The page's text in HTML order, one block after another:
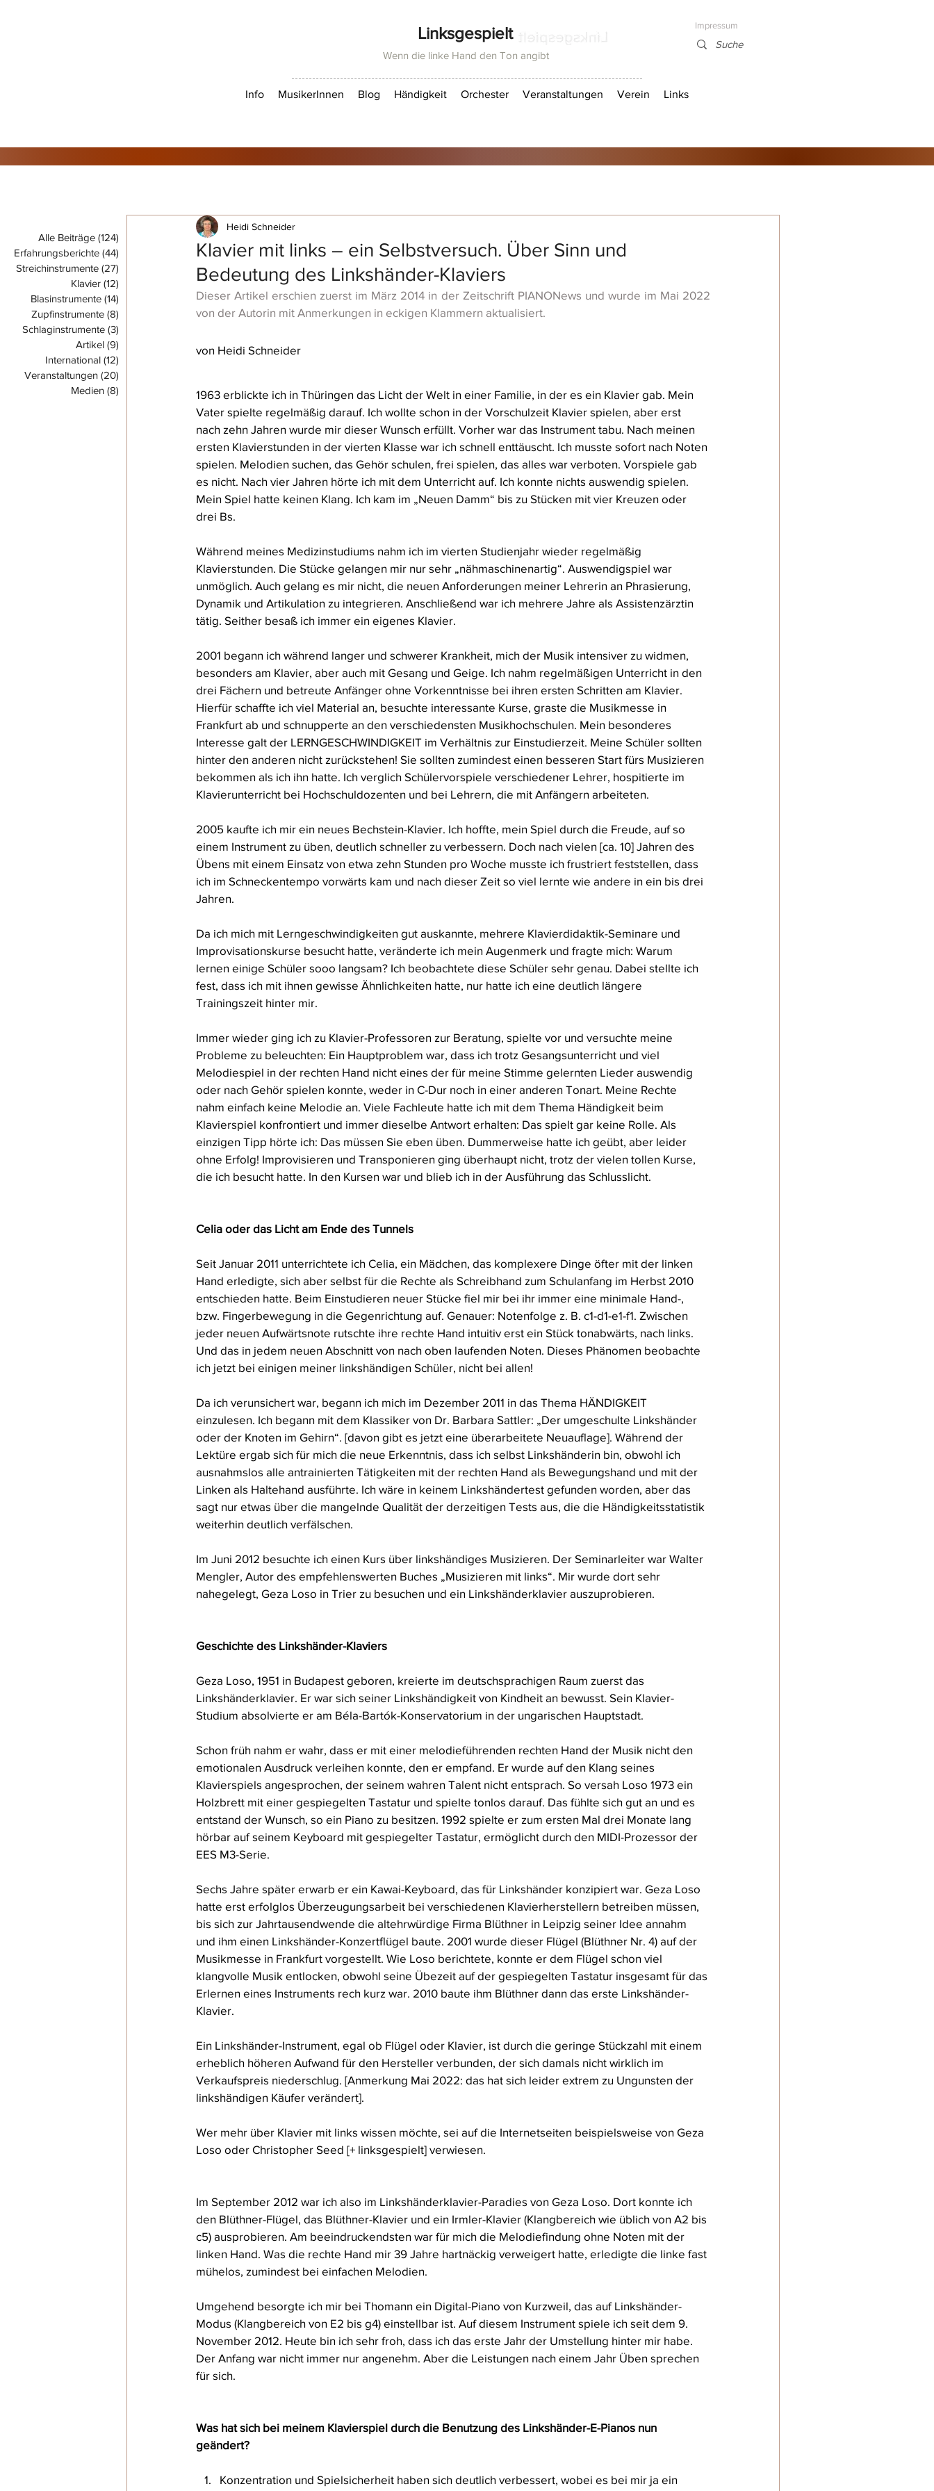
Linksgespielt
Wenn die linke Hand den Ton angibt
Impressum
Info MusikerInnen Blog Händigkeit Orchester Veranstaltungen Verein Links
Alle Beiträge (124)
Erfahrungsberichte (44)
Streichinstrumente (27)
Klavier (12)
Blasinstrumente (14)
Zupfinstrumente (8)
Schlaginstrumente (3)
Artikel (9)
International (12)
Veranstaltungen (20)
Medien (8)
Klavier mit links – ein Selbstversuch. Über Sinn und
Bedeutung des Linkshänder-Klaviers
Heidi Schneider
Dieser Artikel erschien zuerst im März 2014 in der Zeitschrift PIANONews und wurde im Mai 2022
von der Autorin mit Anmerkungen in eckigen Klammern aktualisiert.
von Heidi Schneider
1963 erblickte ich in Thüringen das Licht der Welt in einer Familie, in der es ein Klavier gab. Mein
Vater spielte regelmäßig darauf. Ich wollte schon in der Vorschulzeit Klavier spielen, aber erst
nach zehn Jahren wurde mir dieser Wunsch erfüllt. Vorher war das Instrument tabu. Nach meinen
ersten Klavierstunden in der vierten Klasse war ich schnell enttäuscht. Ich musste sofort nach Noten
spielen. Melodien suchen, das Gehör schulen, frei spielen, das alles war verboten. Vorspiele gab
es nicht. Nach vier Jahren hörte ich mit dem Unterricht auf. Ich konnte nichts auswendig spielen.
Mein Spiel hatte keinen Klang. Ich kam im „Neuen Damm“ bis zu Stücken mit vier Kreuzen oder
drei Bs.
Während meines Medizinstudiums nahm ich im vierten Studienjahr wieder regelmäßig
Klavierstunden. Die Stücke gelangen mir nur sehr „nähmaschinenartig“. Auswendigspiel war
unmöglich. Auch gelang es mir nicht, die neuen Anforderungen meiner Lehrerin an Phrasierung,
Dynamik und Artikulation zu integrieren. Anschließend war ich mehrere Jahre als Assistenzärztin
tätig. Seither besaß ich immer ein eigenes Klavier.
2001 begann ich während langer und schwerer Krankheit, mich der Musik intensiver zu widmen,
besonders am Klavier, aber auch mit Gesang und Geige. Ich nahm regelmäßigen Unterricht in den
drei Fächern und betreute Anfänger ohne Vorkenntnisse bei ihren ersten Schritten am Klavier.
Hierfür schaffte ich viel Material an, besuchte interessante Kurse, graste die Musikmesse in
Frankfurt ab und schnupperte an den verschiedensten Musikhochschulen. Mein besonderes
Interesse galt der LERNGESCHWINDIGKEIT im Verhältnis zur Einstudierzeit. Meine Schüler sollten
hinter den anderen nicht zurückstehen! Sie sollten zumindest einen besseren Start fürs Musizieren
bekommen als ich ihn hatte. Ich verglich Schülervorspiele verschiedener Lehrer, hospitierte im
Klavierunterricht bei Hochschuldozenten und bei Lehrern, die mit Anfängern arbeiteten.
2005 kaufte ich mir ein neues Bechstein-Klavier. Ich hoffte, mein Spiel durch die Freude, auf so
einem Instrument zu üben, deutlich schneller zu verbessern. Doch nach vielen [ca. 10] Jahren des
Übens mit einem Einsatz von etwa zehn Stunden pro Woche musste ich frustriert feststellen, dass
ich im Schneckentempo vorwärts kam und nach dieser Zeit so viel lernte wie andere in ein bis drei
Jahren.
Da ich mich mit Lerngeschwindigkeiten gut auskannte, mehrere Klavierdidaktik-Seminare und
Improvisationskurse besucht hatte, veränderte ich mein Augenmerk und fragte mich: Warum
lernen einige Schüler sooo langsam? Ich beobachtete diese Schüler sehr genau. Dabei stellte ich
fest, dass ich mit ihnen gewisse Ähnlichkeiten hatte, nur hatte ich eine deutlich längere
Trainingszeit hinter mir.
Immer wieder ging ich zu Klavier-Professoren zur Beratung, spielte vor und versuchte meine
Probleme zu beleuchten: Ein Hauptproblem war, dass ich trotz Gesangsunterricht und viel
Melodiespiel in der rechten Hand nicht eines der für meine Stimme gelernten Lieder auswendig
oder nach Gehör spielen konnte, weder in C-Dur noch in einer anderen Tonart. Meine Rechte
nahm einfach keine Melodie an. Viele Fachleute hatte ich mit dem Thema Händigkeit beim
Klavierspiel konfrontiert und immer dieselbe Antwort erhalten: Das spielt gar keine Rolle. Als
einzigen Tipp hörte ich: Das müssen Sie eben üben. Dummerweise hatte ich geübt, aber leider
ohne Erfolg! Improvisieren und Transponieren ging überhaupt nicht, trotz der vielen tollen Kurse,
die ich besucht hatte. In den Kursen war und blieb ich in der Ausführung das Schlusslicht.
Celia oder das Licht am Ende des Tunnels
Seit Januar 2011 unterrichtete ich Celia, ein Mädchen, das komplexere Dinge öfter mit der linken
Hand erledigte, sich aber selbst für die Rechte als Schreibhand zum Schulanfang im Herbst 2010
entschieden hatte. Beim Einstudieren neuer Stücke fiel mir bei ihr immer eine minimale Hand-,
bzw. Fingerbewegung in die Gegenrichtung auf. Genauer: Notenfolge z. B. c1-d1-e1-f1. Zwischen
jeder neuen Aufwärtsnote rutschte ihre rechte Hand intuitiv erst ein Stück tonabwärts, nach links.
Und das in jedem neuen Abschnitt von nach oben laufenden Noten. Dieses Phänomen beobachte
ich jetzt bei einigen meiner linkshändigen Schüler, nicht bei allen!
Da ich verunsichert war, begann ich mich im Dezember 2011 in das Thema HÄNDIGKEIT
einzulesen. Ich begann mit dem Klassiker von Dr. Barbara Sattler: „Der umgeschulte Linkshänder
oder der Knoten im Gehirn“. [davon gibt es jetzt eine überarbeitete Neuauflage]. Während der
Lektüre ergab sich für mich die neue Erkenntnis, dass ich selbst Linkshänderin bin, obwohl ich
ausnahmslos alle antrainierten Tätigkeiten mit der rechten Hand als Bewegungshand und mit der
Linken als Haltehand ausführte. Ich wäre in keinem Linkshändertest gefunden worden, aber das
sagt nur etwas über die mangelnde Qualität der derzeitigen Tests aus, die die Händigkeitsstatistik
weiterhin deutlich verfälschen.
Im Juni 2012 besuchte ich einen Kurs über linkshändiges Musizieren. Der Seminarleiter war Walter
Mengler, Autor des empfehlenswerten Buches „Musizieren mit links“. Mir wurde dort sehr
nahegelegt, Geza Loso in Trier zu besuchen und ein Linkshänderklavier auszuprobieren.
Geschichte des Linkshänder-Klaviers
Geza Loso, 1951 in Budapest geboren, kreierte im deutschsprachigen Raum zuerst das
Linkshänderklavier. Er war sich seiner Linkshändigkeit von Kindheit an bewusst. Sein Klavier-
Studium absolvierte er am Béla-Bartók-Konservatorium in der ungarischen Hauptstadt.
Schon früh nahm er wahr, dass er mit einer melodieführenden rechten Hand der Musik nicht den
emotionalen Ausdruck verleihen konnte, den er empfand. Er wurde auf den Klang seines
Klavierspiels angesprochen, der seinem wahren Talent nicht entsprach. So versah Loso 1973 ein
Holzbrett mit einer gespiegelten Tastatur und spielte tonlos darauf. Das fühlte sich gut an und es
entstand der Wunsch, so ein Piano zu besitzen. 1992 spielte er zum ersten Mal drei Monate lang
hörbar auf seinem Keyboard mit gespiegelter Tastatur, ermöglicht durch den MIDI-Prozessor der
EES M3-Serie.
Sechs Jahre später erwarb er ein Kawai-Keyboard, das für Linkshänder konzipiert war. Geza Loso
hatte erst erfolglos Überzeugungsarbeit bei verschiedenen Klavierherstellern betreiben müssen,
bis sich zur Jahrtausendwende die altehrwürdige Firma Blüthner in Leipzig seiner Idee annahm
und ihm einen Linkshänder-Konzertflügel baute. 2001 wurde dieser Flügel (Blüthner Nr. 4) auf der
Musikmesse in Frankfurt vorgestellt. Wie Loso berichtete, konnte er dem Flügel schon viel
klangvolle Musik entlocken, obwohl seine Übezeit auf der gespiegelten Tastatur insgesamt für das
Erlernen eines Instruments rech kurz war. 2010 baute ihm Blüthner dann das erste Linkshänder-
Klavier.
Ein Linkshänder-Instrument, egal ob Flügel oder Klavier, ist durch die geringe Stückzahl mit einem
erheblich höheren Aufwand für den Hersteller verbunden, der sich damals nicht wirklich im
Verkaufspreis niederschlug. [Anmerkung Mai 2022: das hat sich leider extrem zu Ungunsten der
linkshändigen Käufer verändert].
Wer mehr über Klavier mit links wissen möchte, sei auf die Internetseiten beispielsweise von Geza
Loso oder Christopher Seed [+ linksgespielt] verwiesen.
Im September 2012 war ich also im Linkshänderklavier-Paradies von Geza Loso. Dort konnte ich
den Blüthner-Flügel, das Blüthner-Klavier und ein Irmler-Klavier (Klangbereich wie üblich von A2 bis
c5) ausprobieren. Am beeindruckendsten war für mich die Melodiefindung ohne Noten mit der
linken Hand. Was die rechte Hand mir 39 Jahre hartnäckig verweigert hatte, erledigte die linke fast
mühelos, zumindest bei einfachen Melodien.
Umgehend besorgte ich mir bei Thomann ein Digital-Piano von Kurzweil, das auf Linkshänder-
Modus (Klangbereich von E2 bis g4) einstellbar ist. Auf diesem Instrument spiele ich seit dem 9.
November 2012. Heute bin ich sehr froh, dass ich das erste Jahr der Umstellung hinter mir habe.
Der Anfang war nicht immer nur angenehm. Aber die Leistungen nach einem Jahr Üben sprechen
für sich.
Was hat sich bei meinem Klavierspiel durch die Benutzung des Linkshänder-E-Pianos nun
geändert?
Konzentration und Spielsicherheit haben sich deutlich verbessert, wobei es bei mir ja ein